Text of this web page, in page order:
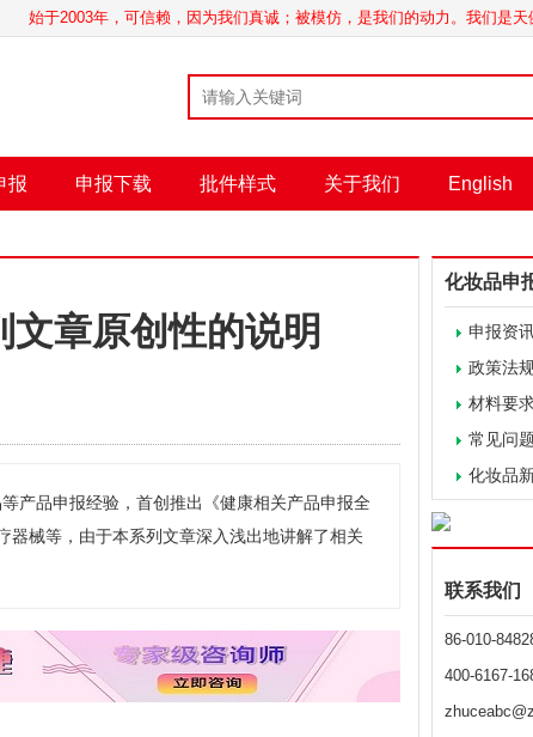
始于2003年，可信赖，因为我们真诚；被模仿，是我们的动力。我们是天
报 申报下载 批件样式 关于我们 English
章原创性的说明
品申报经验，首创推出《健康相关产品申报全
器械等，由于本系列文章深入浅出地讲解了相关
化妆品申
申报资
政策法
材料要
常见问题
化妆品
联系我们
86-010-
400-6167-